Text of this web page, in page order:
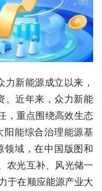
新能源成立以来，
。近年来，众力新能
，重点围绕高效生态
阳能综合治理能源基
领域，在中国版图和
农光互补、风光储一
于在顺应能源产业大